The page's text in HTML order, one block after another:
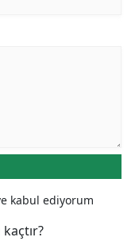
kabul ediyorum